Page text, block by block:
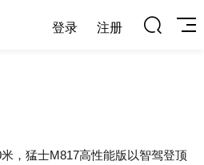
登录 注册
，猛士M817高性能版以智驾登顶